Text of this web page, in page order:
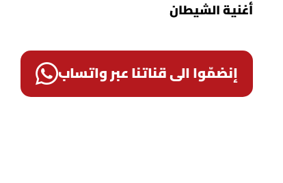
أغنية الشيطان
إنضمّوا الى قناتنا عبر واتساب